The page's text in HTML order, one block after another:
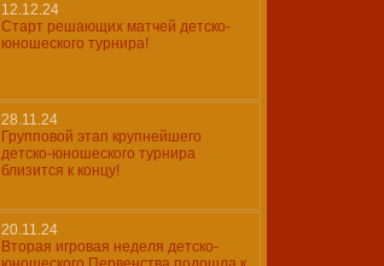
12.12.24
Старт решающих матчей детско-
юношеского турнира!
28.11.24
Групповой этап крупнейшего
детско-юношеского турнира
близится к концу!
20.11.24
Вторая игровая неделя детско-